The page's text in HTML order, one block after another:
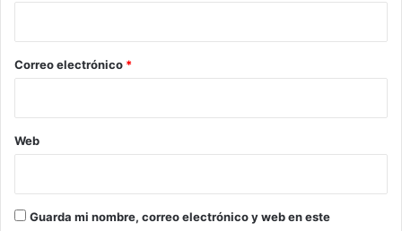
*
Correo electrónico *
Web
Guarda mi nombre, correo electrónico y web en este